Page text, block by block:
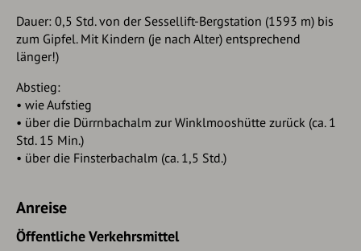
Dauer: 0,5 Std. von der Sessellift-Bergstation (1593 m) bis
zum Gipfel. Mit Kindern (je nach Alter) entsprechend
länger!)
Abstieg:
• wie Aufstieg
• über die Dürrnbachalm zur Winklmooshütte zurück (ca. 1
Std. 15 Min.)
• über die Finsterbachalm (ca. 1,5 Std.)
Anreise
Öffentliche Verkehrsmittel